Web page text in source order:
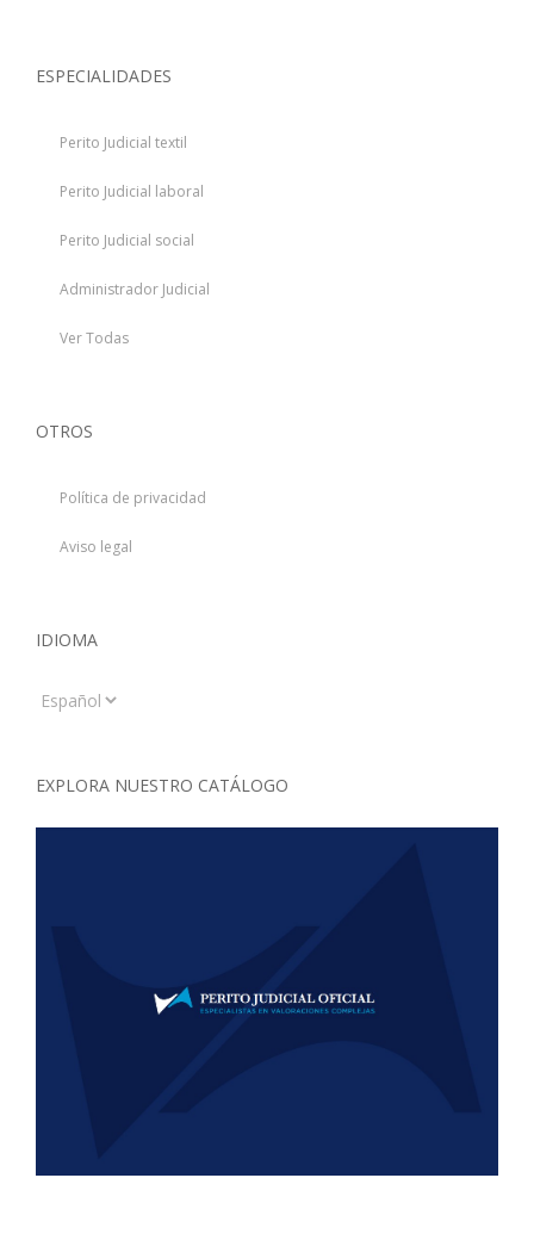
ESPECIALIDADES
Perito Judicial textil
Perito Judicial laboral
Perito Judicial social
Administrador Judicial
Ver Todas
OTROS
Política de privacidad
Aviso legal
IDIOMA
Idioma
EXPLORA NUESTRO CATÁLOGO